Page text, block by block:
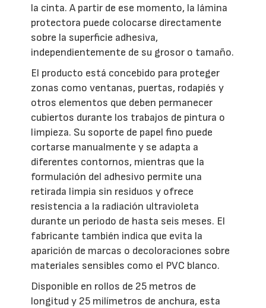
la cinta. A partir de ese momento, la lámina
protectora puede colocarse directamente
sobre la superficie adhesiva,
independientemente de su grosor o tamaño.
El producto está concebido para proteger
zonas como ventanas, puertas, rodapiés y
otros elementos que deben permanecer
cubiertos durante los trabajos de pintura o
limpieza. Su soporte de papel fino puede
cortarse manualmente y se adapta a
diferentes contornos, mientras que la
formulación del adhesivo permite una
retirada limpia sin residuos y ofrece
resistencia a la radiación ultravioleta
durante un periodo de hasta seis meses. El
fabricante también indica que evita la
aparición de marcas o decoloraciones sobre
materiales sensibles como el PVC blanco.
Disponible en rollos de 25 metros de
longitud y 25 milímetros de anchura, esta